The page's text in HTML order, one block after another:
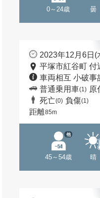
0～24歳 曇
2023年12月6日(
平塚市紅谷町 付
車両相互 小破事
普通乗用車(1) 原
死亡(0) 負傷(1)
距離85m
45～54歳
他
晴